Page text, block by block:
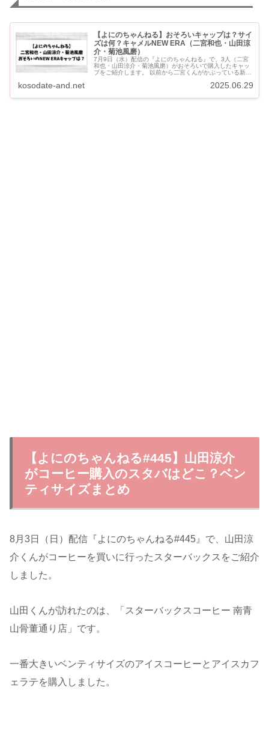
【よにのちゃんねる】おそろいキャップは？サイ
ズは何？キャメルNEW ERA（二宮和也・山田涼
介・菊池風磨）
7月9日（水）配信の『よにのちゃんねる』で、3人（二宮
和也・山田涼介・菊池風磨）がおそろいで購入したキャッ
プをご紹介します。 以前から二宮くんがかぶっている新し
kosodate-and.net 2025.06.29
【よにのちゃんねる#445】山田涼介
がコーヒー購入のスタバはどこ？ベン
ティサイズまとめ
8月3日（日）配信『よにのちゃんねる#445』で、山田涼
介くんがコーヒーを買いに行ったスターバックスをご紹介
しました。
山田くんが訪れたのは、「スターバックスコーヒー 南青
山骨董通り店」です。
一番大きいベンティサイズのアイスコーヒーとアイスカフ
ェラテを購入しました。